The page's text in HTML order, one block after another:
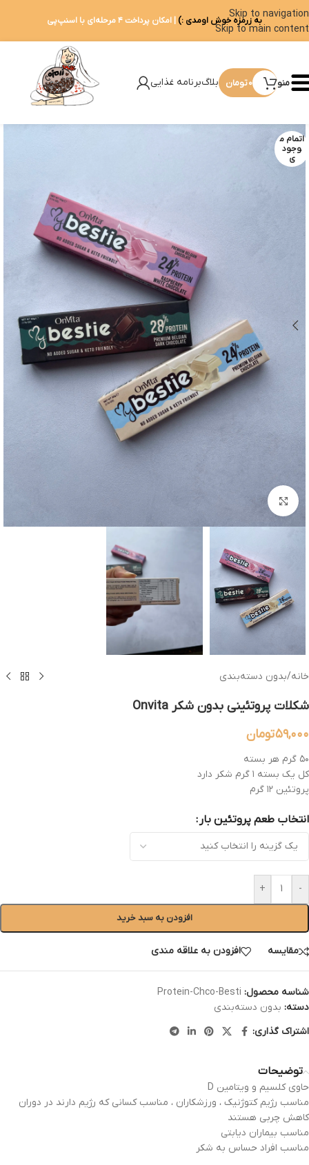
Skip to navigation
Skip to main content
به زرمزه خوش اومدی :) | امکان پرداخت ۴ مرحله‌ای با اسنپ‌پی
منو ۰تومان بلاگبرنامه غذایی
اتمام م
وجود
ی
بزرگنمایی تصویر
خانه/بدون دسته‌بندی
شکلات پروتئینی بدون شکر Onvita
۵۹,۰۰۰تومان
۵۰ گرم هر بسته
کل یک بسته ۱ گرم شکر دارد
پروتئین ۱۲ گرم
انتخاب طعم پروتئین بار
-
+
افزودن به سبد خرید
مقایسه افزودن به علاقه مندی
شناسه محصول: Protein-Chco-Besti
دسته: بدون دسته‌بندی
اشتراک گذاری:
توضیحات
حاوی کلسیم و ویتامین D
مناسب رژیم کتوژنیک ، ورزشکاران ، مناسب کسانی که رژیم دارند در دوران
کاهش چربی هستند
مناسب بیماران دیابتی
مناسب افراد حساس به شکر